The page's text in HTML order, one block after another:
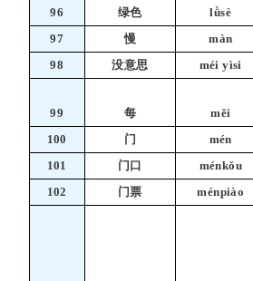
96
绿色 lǜsè
97
慢 màn
98
没意思 méi yìsi
99 每 měi
100
门 mén
101
门口 ménkǒu
102
门票 ménpiào